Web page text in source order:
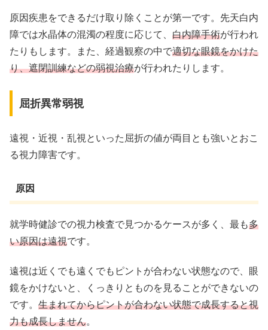
原因疾患をできるだけ取り除くことが第一です。先天白内
障では水晶体の混濁の程度に応じて、 白内障手術が行われ
たりもします。また、経過観察の中で適切な眼鏡をかけた
り、遮閉訓練などの弱視治療が行われたりします。
屈折異常弱視
遠視・近視・乱視といった屈折の値が両目とも強いとおこ
る視力障害です。
原因
就学時健診での視力検査で見つかるケースが多く、最も多
い原因は遠視です。
遠視は近くでも遠くでもピントが合わない状態なので、眼
鏡をかけないと、くっきりとものを見ることができないの
です。 生まれてからピントが合わない状態で成長すると視
力も成長しません。